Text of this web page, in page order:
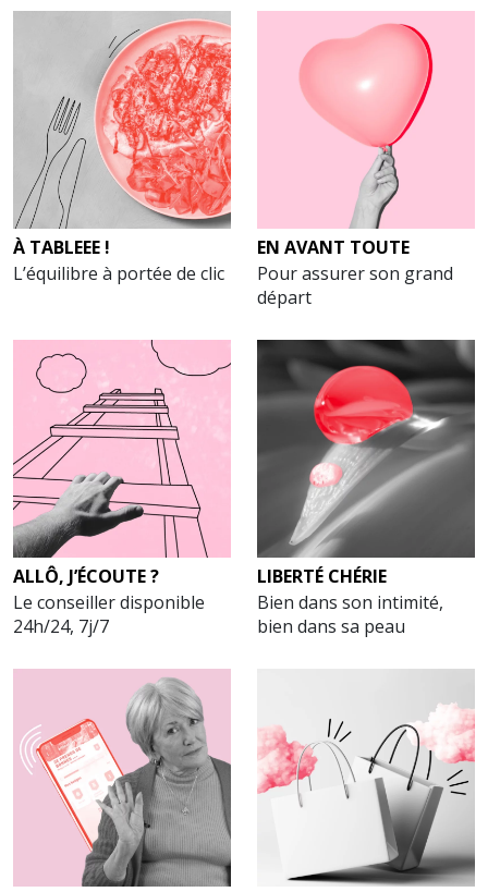
À TABLEEE !
L’équilibre à portée de clic
EN AVANT TOUTE
Pour assurer son grand
départ
ALLÔ, J’ÉCOUTE ?
Le conseiller disponible
24h/24, 7j/7
LIBERTÉ CHÉRIE
Bien dans son intimité,
bien dans sa peau